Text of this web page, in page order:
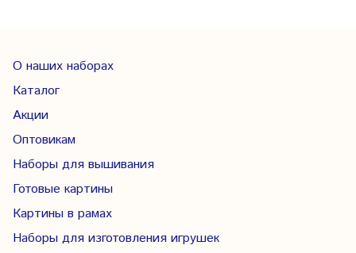
О наших наборах
Каталог
Акции
Оптовикам
Наборы для вышивания
Готовые картины
Картины в рамах
Наборы для изготовления игрушек